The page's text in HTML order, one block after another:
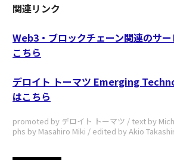
関連リンク
Web3・ブロックチェーン関連のサ
こちら
デロイト トーマツ Emerging
はこちら
promoted by デロイト トーマツ / text by
phs by Masahiro Miki / edited by Akio